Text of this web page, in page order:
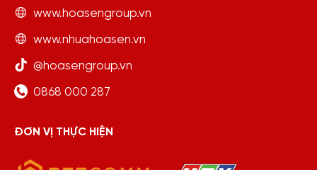
www.hoasengroup.vn
www.nhuahoasen.vn
@hoasengroup.vn
0868 000 287
ĐƠN VỊ THỰC HIỆN